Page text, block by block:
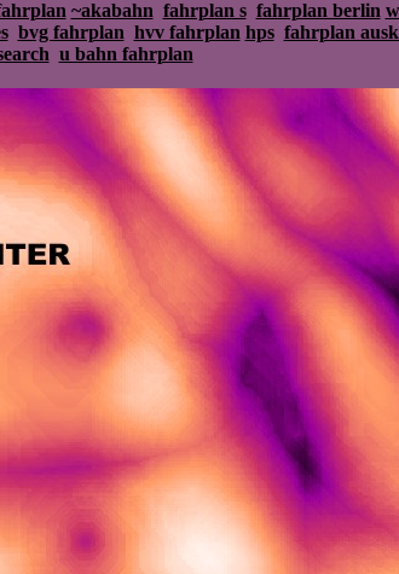
~akabahn fahrplan s fahrplan berlin
bvg fahrplan hvv fahrplan hps fahrplan
u bahn fahrplan